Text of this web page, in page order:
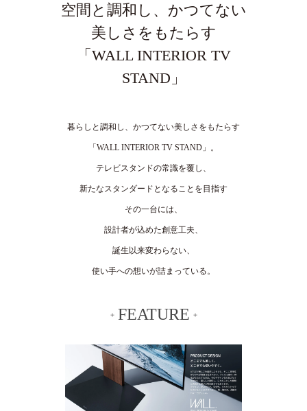
空間と調和し、かつてない
美しさをもたらす
「WALL INTERIOR TV
STAND」
暮らしと調和し、かつてない美しさをもたらす
「WALL INTERIOR TV STAND」。
テレビスタンドの常識を覆し、
新たなスタンダードとなることを目指す
その一台には、
設計者が込めた創意工夫、
誕生以来変わらない、
使い手への想いが詰まっている。
FEATURE